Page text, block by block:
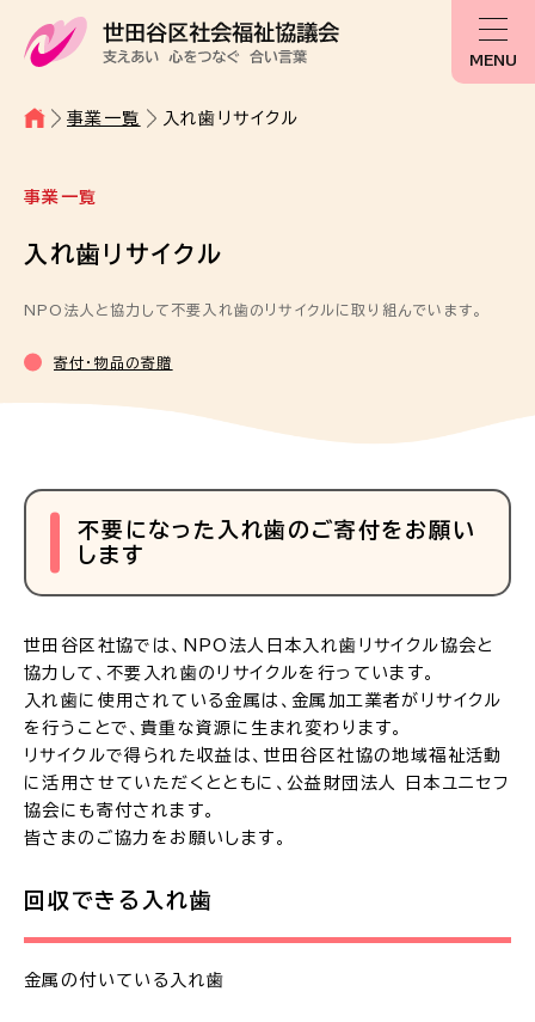
MENU
事業一覧 入れ歯リサイクル
事業一覧
入れ歯リサイクル
NPO法人と協力して不要入れ歯のリサイクルに取り組んでいます。
寄付・物品の寄贈
不要になった入れ歯のご寄付をお願い
します
世田谷区社協では、NPO法人日本入れ歯リサイクル協会と
協力して、不要入れ歯のリサイクルを行っています。
入れ歯に使用されている金属は、金属加工業者がリサイクル
を行うことで、貴重な資源に生まれ変わります。
リサイクルで得られた収益は、世田谷区社協の地域福祉活動
に活用させていただくとともに、公益財団法人 日本ユニセフ
協会にも寄付されます。
皆さまのご協力をお願いします。
回収できる入れ歯
金属の付いている入れ歯